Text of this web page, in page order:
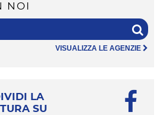
NOI
VISUALIZZA LE AGENZIE
LA
SU